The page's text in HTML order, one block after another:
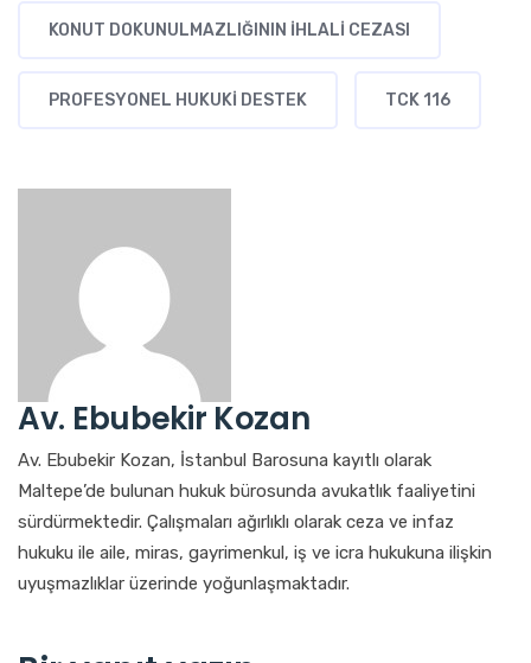
KONUT DOKUNULMAZLIĞININ IHLALI CEZASI
PROFESYONEL HUKUKI DESTEK TCK 116
Av. Ebubekir Kozan
Av. Ebubekir Kozan, İstanbul Barosuna kayıtlı olarak
Maltepe’de bulunan hukuk bürosunda avukatlık faaliyetini
sürdürmektedir. Çalışmaları ağırlıklı olarak ceza ve infaz
hukuku ile aile, miras, gayrimenkul, iş ve icra hukukuna ilişkin
uyuşmazlıklar üzerinde yoğunlaşmaktadır.